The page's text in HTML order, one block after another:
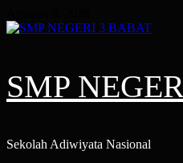
to
SMP
Sekolah Adiwiyata Nasional